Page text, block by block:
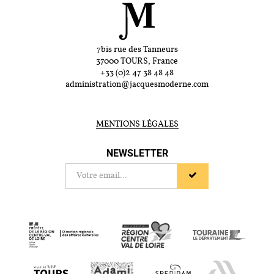
7bis rue des Tanneurs
37000 TOURS, France
+33 (0)2 47 38 48 48
administration@jacquesmoderne.com
MENTIONS LÉGALES
NEWSLETTER